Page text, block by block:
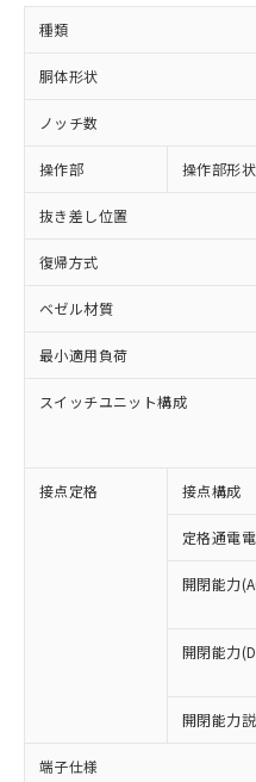
種類
胴体形状
ノッチ数
操作部 操作部形状
抜き差し位置
復帰方式
ベゼル材質
最小適用負荷
スイッチユニット構成
接点定格 接点構成
定格通電
開閉能力
開閉能力
開閉能力
端子仕様
ご利用条件
対応済み：EU
非含有に対応した
対応予定：EU
有に対応した製品
対応予定なし：EU